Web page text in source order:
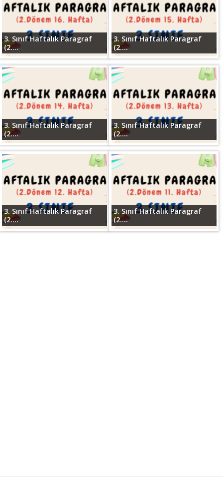
3. Sınıf Haftalık Paragraf
(2....
3. Sınıf Haftalık Paragraf
(2....
3. Sınıf Haftalık Paragraf
(2....
3. Sınıf Haftalık Paragraf
(2....
3. Sınıf Haftalık Paragraf
(2....
3. Sınıf Haftalık Paragraf
(2....